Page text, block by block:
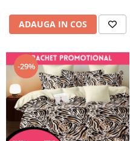
ADAUGA IN COS
-29%